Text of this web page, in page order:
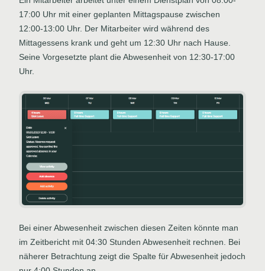
17:00 Uhr mit einer geplanten Mittagspause zwischen
12:00-13:00 Uhr. Der Mitarbeiter wird während des
Mittagessens krank und geht um 12:30 Uhr nach Hause.
Seine Vorgesetzte plant die Abwesenheit von 12:30-17:00
Uhr.
Bei einer Abwesenheit zwischen diesen Zeiten könnte man
im Zeitbericht mit 04:30 Stunden Abwesenheit rechnen. Bei
näherer Betrachtung zeigt die Spalte für Abwesenheit jedoch